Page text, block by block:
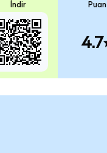
İndir Puan
4.7